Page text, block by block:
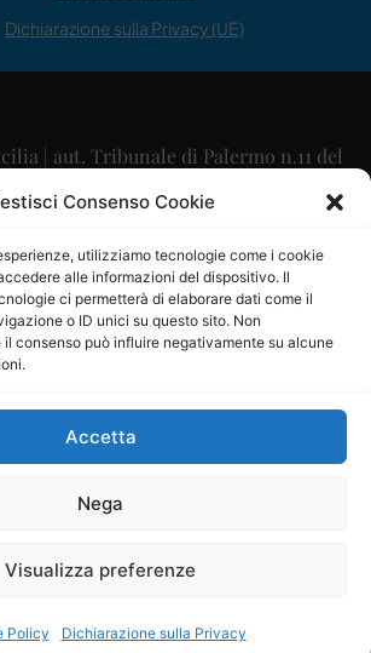
Consenso Cookie
utilizziamo tecnologie come i cookie
alle informazioni del dispositivo. Il
ci permetterà di elaborare dati come il
o ID unici su questo sito. Non
consenso può influire negativamente su alcune
Accetta
Nega
Visualizza preferenze
Policy Dichiarazione sulla Privacy
Dichiarazione sulla Privacy (UE)
| aut. Tribunale di Palermo n.11 del
29/09/2015
Editoriale: Maurizio Scaglione
Maria Calabrese
P.IVA: 06334930820
Società Cooperativa a r.l. è
degli Operatori di Comunicazione al
La Digitale srl–info@ladigitale.it